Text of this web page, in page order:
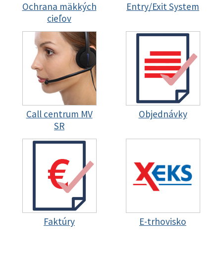
Ochrana mäkkých
cieľov
Entry/Exit System
Call centrum MV
SR
Objednávky
Faktúry E-trhovisko